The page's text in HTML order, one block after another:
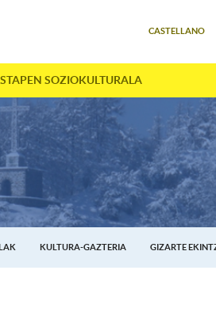
CASTELLANO
SOZIOKULTURALA
KULTURA-GAZTERIA GIZARTE